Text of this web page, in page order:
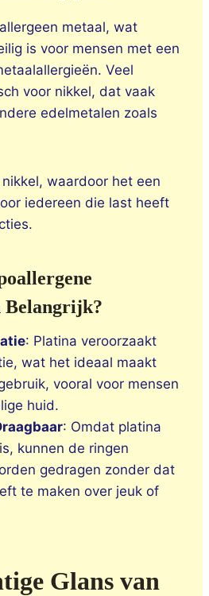
metaal, wat
is voor mensen met een
Veel
voor nikkel, dat vaak
edelmetalen zoals
waardoor het een
iedereen die last heeft
Belangrijk?
: Platina veroorzaakt
wat het ideaal maakt
vooral voor mensen
huid.
: Omdat platina
kunnen de ringen
gedragen zonder dat
te maken over jeuk of
Glans van